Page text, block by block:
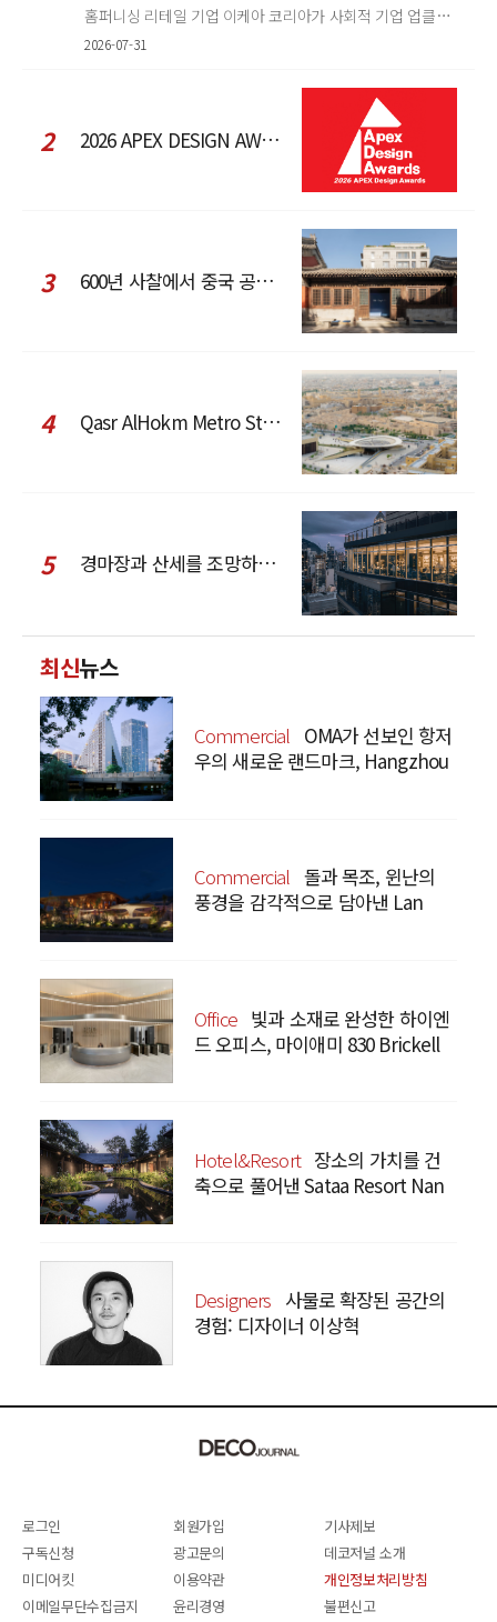
홈퍼니싱 리테일 기업 이케아 코리아가 사회적 기업 업클로스(Upcloth)와 협력해 재봉 서비스를 선보인다. 이번 협업은 이케
2026-07-31
2 2026 APEX DESIGN AWARDS
3 600년 사찰에서 중국 공예와 현대 패션을 직조한 ZARA x Fanglu Lin Pop-Up
4 Qasr AlHokm Metro Station, 구도심과 현대 공공 인프라의 접점을 제안하다
5 경마장과 산세를 조망하는 CCD Hong Kong Creative Center
최신뉴스
Commercial OMA가 선보인 항저
우의 새로운 랜드마크, Hangzhou
Commercial 돌과 목조, 윈난의
풍경을 감각적으로 담아낸 Lan
Office 빛과 소재로 완성한 하이엔
드 오피스, 마이애미 830 Brickell
Hotel&Resort 장소의 가치를 건
축으로 풀어낸 Sataa Resort Nan
Designers 사물로 확장된 공간의
경험: 디자이너 이상혁
로그인 회원가입
기사제보
구독신청
광고문의
데코저널 소개
미디어킷
이용약관
개인정보처리방침
이메일무단수집금지
윤리경영 불편신고